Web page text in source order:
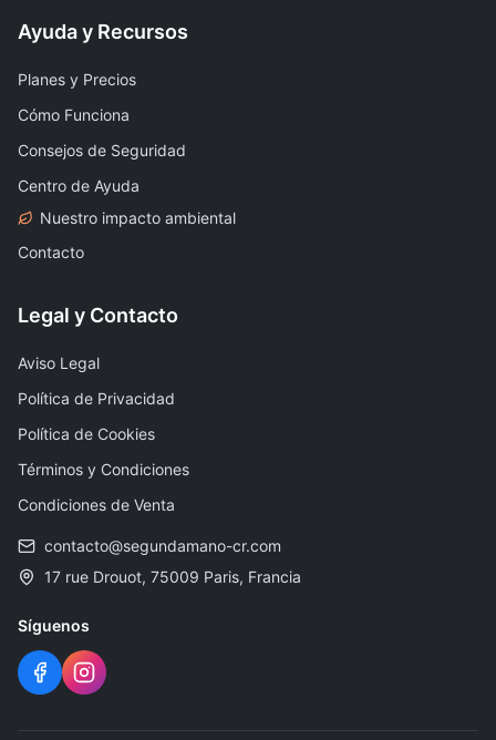
Ayuda y Recursos
Planes y Precios
Cómo Funciona
Consejos de Seguridad
Centro de Ayuda
Nuestro impacto ambiental
Contacto
Legal y Contacto
Aviso Legal
Política de Privacidad
Política de Cookies
Términos y Condiciones
Condiciones de Venta
contacto@segundamano-cr.com
17 rue Drouot, 75009 Paris, Francia
Síguenos